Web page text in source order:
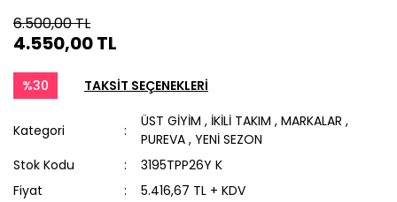
6.500,00 TL
4.550,00 TL
%30 TAKSİT SEÇENEKLERİ
Kategori
ÜST GİYİM , İKİLİ TAKIM ,MARKALAR ,
PUREVA ,YENİ SEZON
Stok Kodu
3195TPP26Y K
Fiyat
5.416,67 TL + KDV